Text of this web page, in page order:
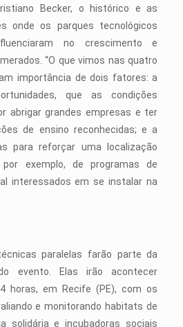
Becker, o histórico e as
onde os parques tecnológicos
no crescimento e
“O que vimos nas quatro
importância de dois fatores: a
que as condições
abrigar grandes empresas e ter
de ensino reconhecidas; e a
para reforçar uma localização
exemplo, de programas de
interessados em se instalar na
paralelas farão parte da
evento. Elas irão acontecer
horas, em Recife (PE), com os
e monitorando habitats de
solidária e incubadoras sociais